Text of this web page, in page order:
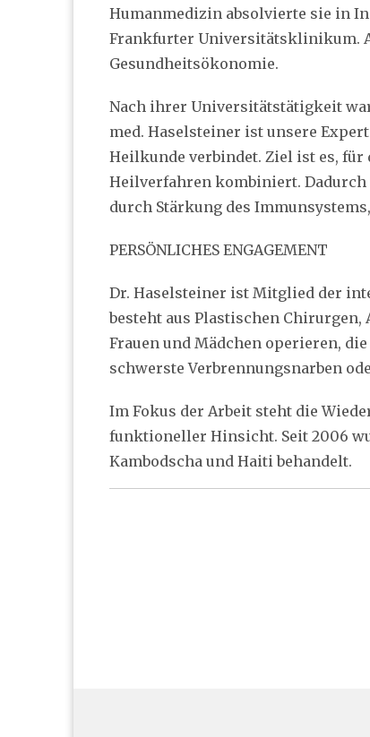
Humanmedizin absolvierte sie in
Frankfurter Universitätsklinikum.
Gesundheitsökonomie.
Nach ihrer Universitätstätigkeit
med. Haselsteiner ist unsere
Heilkunde verbindet. Ziel ist es,
Heilverfahren kombiniert. Dadurch
durch Stärkung des
PERSÖNLICHES ENGAGEMENT
Dr. Haselsteiner ist Mitglied der
besteht aus Plastischen
Frauen und Mädchen operieren,
schwerste Verbrennungsnarben
Im Fokus der Arbeit steht die
funktioneller Hinsicht. Seit 2006
Kambodscha und Haiti behandelt.